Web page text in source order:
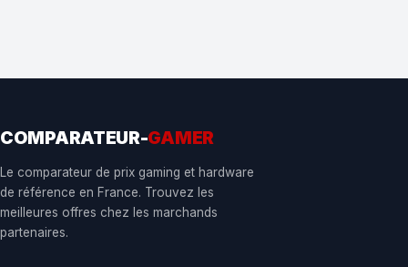
COMPARATEUR-GAMER
Le comparateur de prix gaming et hardware
de référence en France. Trouvez les
meilleures offres chez les marchands
partenaires.